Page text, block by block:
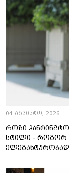
04 აგვისტო, 2026
როზი
სტილი - როგორ
ელეგანტურობად